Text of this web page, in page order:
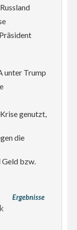
unter Trump
genutzt,
die
Geld bzw.
Ergebnisse